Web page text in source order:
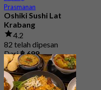
Prasmanan
Oshiki Sushi Lat
Krabang
4.2
82 telah dipesan
Dari฿ 699